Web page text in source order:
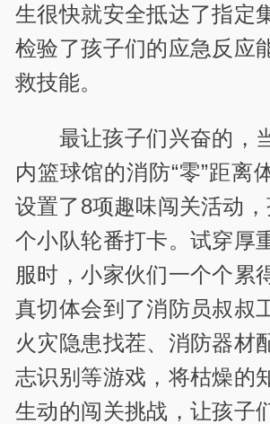
生很快就安全抵达了指定
检验了孩子们的应急反应
救技能。
最让孩子们兴奋的，
内篮球馆的消防“零”距离
设置了8项趣味闯关活动
个小队轮番打卡。试穿厚
服时，小家伙们一个个累
真切体会到了消防员叔叔
火灾隐患找茬、消防器材
志识别等游戏，将枯燥的
生动的闯关挑战，让孩子